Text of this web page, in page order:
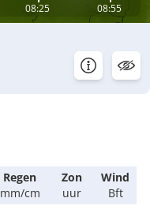
08:25 08:55
Regen
mm/cm
Zon
uur
Wind
Bft